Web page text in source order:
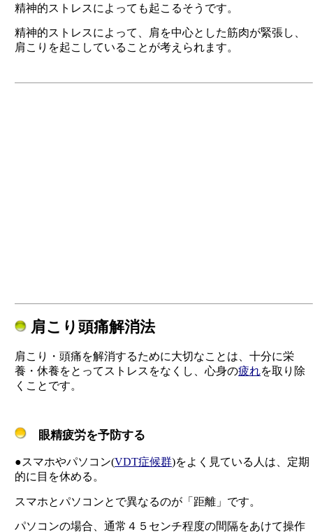
精神的ストレスによっても起こるそうです。
精神的ストレスによって、肩を中心とした筋肉が緊張し、
肩こりを起こしていることが考えられます。
肩こり頭痛解消法
肩こり・頭痛を解消するために大切なことは、十分に栄
養・休養をとってストレスをなくし、心身の疲れを取り除
くことです。
眼精疲労を予防する
●スマホやパソコン(VDT症候群)をよく見ている人は、定期
的に目を休める。
スマホとパソコンとで異なるのが「距離」です。
パソコンの場合、通常４５センチ程度の間隔をあけて操作